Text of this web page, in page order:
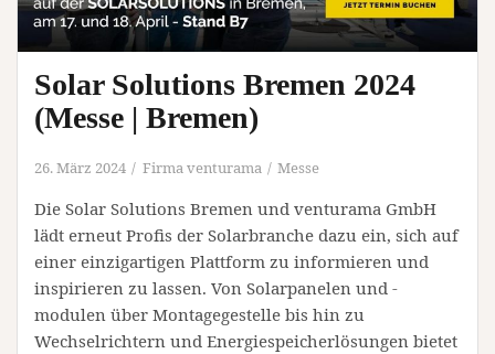
Solar Solutions Bremen 2024
(Messe | Bremen)
26. März 2024 Firma venturama Messe
Die Solar Solutions Bremen und venturama GmbH
lädt erneut Profis der Solarbranche dazu ein, sich auf
einer einzigartigen Plattform zu informieren und
inspirieren zu lassen. Von Solarpanelen und -
modulen über Montagegestelle bis hin zu
Wechselrichtern und Energiespeicherlösungen bietet